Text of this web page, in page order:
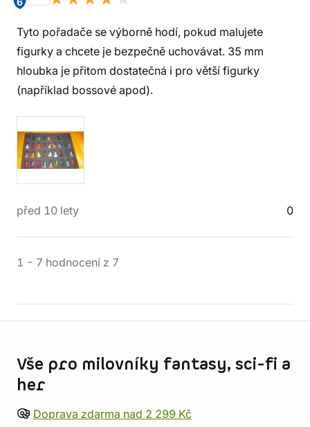
6
Tyto pořadače se výborně hodí, pokud malujete
figurky a chcete je bezpečně uchovávat. 35 mm
hloubka je přitom dostatečná i pro větší figurky
(například bossové apod).
před 10 lety 0
1 - 7 hodnocení z 7
Vše pro milovníky fantasy, sci-fi a
her
Doprava zdarma nad 2 299 Kč